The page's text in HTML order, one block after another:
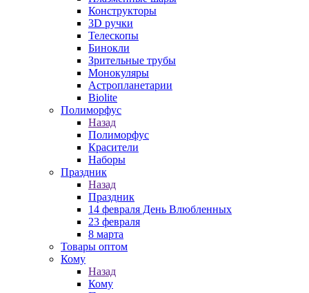
Конструкторы
3D ручки
Телескопы
Бинокли
Зрительные трубы
Монокуляры
Астропланетарии
Biolite
Полиморфус
Назад
Полиморфус
Красители
Наборы
Праздник
Назад
Праздник
14 февраля День Влюбленных
23 февраля
8 марта
Товары оптом
Кому
Назад
Кому